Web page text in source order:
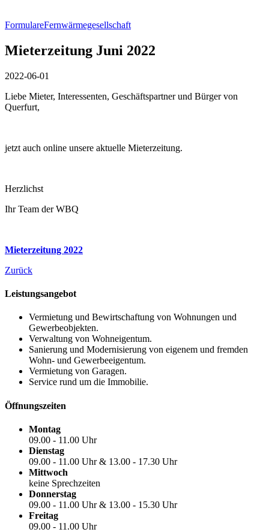
FormulareFernwärmegesellschaft
Mieterzeitung Juni 2022
2022-06-01
Liebe Mieter, Interessenten, Geschäftspartner und Bürger von
Querfurt,
jetzt auch online unsere aktuelle Mieterzeitung.
Herzlichst
Ihr Team der WBQ
Mieterzeitung 2022
Zurück
Leistungsangebot
Vermietung und Bewirtschaftung von Wohnungen und
Gewerbeobjekten.
Verwaltung von Wohneigentum.
Sanierung und Modernisierung von eigenem und fremden
Wohn- und Gewerbeeigentum.
Vermietung von Garagen.
Service rund um die Immobilie.
Öffnungszeiten
Montag
09.00 - 11.00 Uhr
Dienstag
09.00 - 11.00 Uhr & 13.00 - 17.30 Uhr
Mittwoch
keine Sprechzeiten
Donnerstag
09.00 - 11.00 Uhr & 13.00 - 15.30 Uhr
Freitag
09.00 - 11.00 Uhr